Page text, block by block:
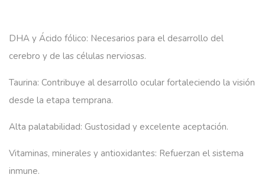
DHA y Ácido fólico: Necesarios para el desarrollo del
cerebro y de las células nerviosas.
Taurina: Contribuye al desarrollo ocular fortaleciendo la visión
desde la etapa temprana.
Alta palatabilidad: Gustosidad y excelente aceptación.
Vitaminas, minerales y antioxidantes: Refuerzan el sistema
inmune.